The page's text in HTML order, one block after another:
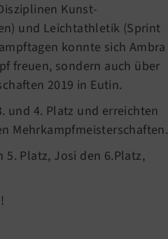
Kunst-
und Leichtathletik (Sprint
konnte sich Ambra
freuen, sondern auch über
2019 in Eutin.
und 4. Platz und erreichten
Mehrkampfmeisterschaften.
5. Platz, Josi den 6.Platz,